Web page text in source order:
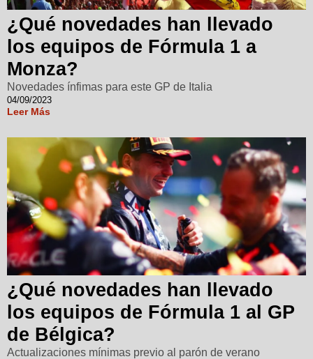
¿Qué novedades han llevado
los equipos de Fórmula 1 a
Monza?
Novedades ínfimas para este GP de Italia
04/09/2023
Leer Más
¿Qué novedades han llevado
los equipos de Fórmula 1 al GP
de Bélgica?
Actualizaciones mínimas previo al parón de verano